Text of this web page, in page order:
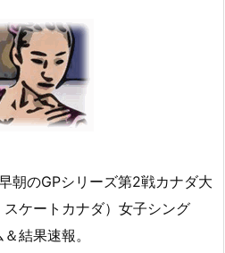
朝のGPシリーズ第2戦カナダ大
ケートカナダ）女子シング
結果速報。